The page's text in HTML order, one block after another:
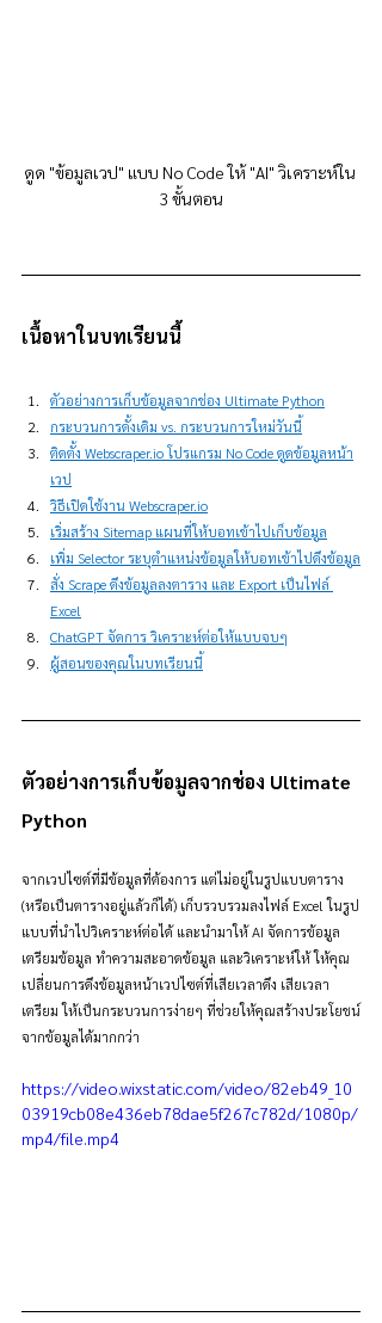
ดูด "ข้อมูลเวป" แบบ No Code ให้ "AI" วิเคราะห์ใน
3 ขั้นตอน
เนื้อหาในบทเรียนนี้
ตัวอย่างการเก็บข้อมูลจากช่อง Ultimate Python
กระบวนการดั้งเดิม vs. กระบวนการใหม่วันนี้
ติดตั้ง Webscraper.io โปรแกรม No Code ดูดข้อมูลหน้า
เวป
วิธีเปิดใช้งาน Webscraper.io
เริ่มสร้าง Sitemap แผนที่ให้บอทเข้าไปเก็บข้อมูล
เพิ่ม Selector ระบุตำแหน่งข้อมูลให้บอทเข้าไปดึงข้อมูล
สั่ง Scrape ดึงข้อมูลลงตาราง และ Export เป็นไฟล์
Excel
ChatGPT จัดการ วิเคราะห์ต่อให้แบบจบๆ
ผู้สอนของคุณในบทเรียนนี้
ตัวอย่างการเก็บข้อมูลจากช่อง Ultimate
Python
จากเวปไซต์ที่มีข้อมูลที่ต้องการ แต่ไม่อยู่ในรูปแบบตาราง
(หรือเป็นตารางอยู่แล้วก็ได้) เก็บรวบรวมลงไฟล์ Excel ในรูป
แบบที่นำไปวิเคราะห์ต่อได้ และนำมาให้ AI จัดการข้อมูล
เตรียมข้อมูล ทำความสะอาดข้อมูล และวิเคราะห์ให้ ให้คุณ
เปลี่ยนการดึงข้อมูลหน้าเวปไซต์ที่เสียเวลาดึง เสียเวลา
เตรียม ให้เป็นกระบวนการง่ายๆ ที่ช่วยให้คุณสร้างประโยชน์
จากข้อมูลได้มากกว่า
https://video.wixstatic.com/video/82eb49_10
03919cb08e436eb78dae5f267c782d/1080p/
mp4/file.mp4